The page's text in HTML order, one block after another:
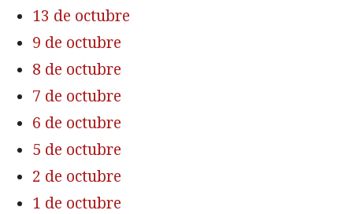
13 de octubre
9 de octubre
8 de octubre
7 de octubre
6 de octubre
5 de octubre
2 de octubre
1 de octubre